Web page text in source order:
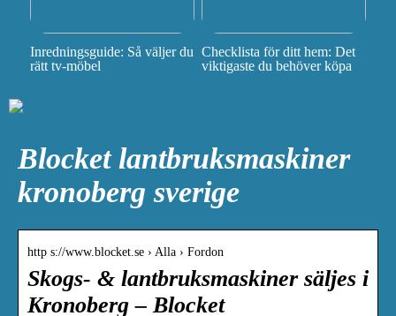
Inredningsguide: Så väljer du
rätt tv-möbel
Checklista för ditt hem: Det
viktigaste du behöver köpa
Blocket lantbruksmaskiner
kronoberg sverige
http s://www.blocket.se › Alla › Fordon
Skogs- & lantbruksmaskiner säljes i
Kronoberg – Blocket